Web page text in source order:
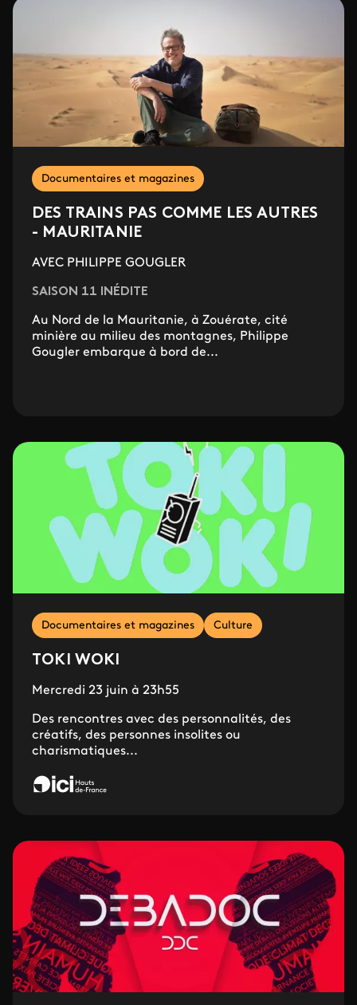
Documentaires et magazines
DES TRAINS PAS COMME LES AUTRES
- MAURITANIE
AVEC PHILIPPE GOUGLER
SAISON 11 INÉDITE
Au Nord de la Mauritanie, à Zouérate, cité
minière au milieu des montagnes, Philippe
Gougler embarque à bord de...
Documentaires et magazines Culture
TOKI WOKI
Mercredi 23 juin à 23h55
Des rencontres avec des personnalités, des
créatifs, des personnes insolites ou
charismatiques...